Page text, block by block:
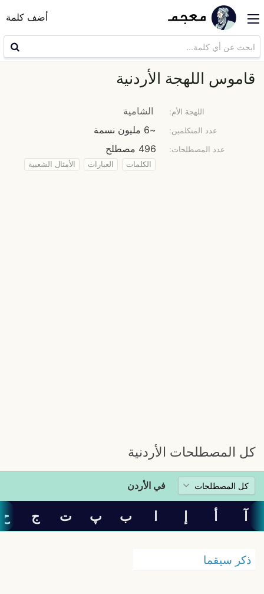
أضف كلمة
قاموس اللهجة الأردنية
اللهجة الأم: الشامية
عدد المتكلمين: ~6 مليون نسمة
عدد المصطلحات: 496 مصطلح
الكلمات العبارات الأمثال الشعبية
كل المصطلحات الأردنية
في الأردن
آ أ إ ا ب پ ت ج ح
ذكر سيقما